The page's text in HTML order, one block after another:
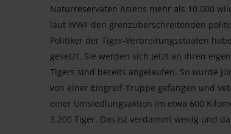
Naturreservaten Asiens mehr als 10.000
laut WWF den grenzüberschreitenden
Politiker der Tiger-Verbreitungsstaaten
gesetzt. Sie werden sich jetzt an ihren
Tigers sind bereits angelaufen. So wurde
von einer Eingreif-Truppe gefangen und
einer Umsiedlungsaktion im etwa 600
3.200 Tiger. Das ist verdammt wenig und